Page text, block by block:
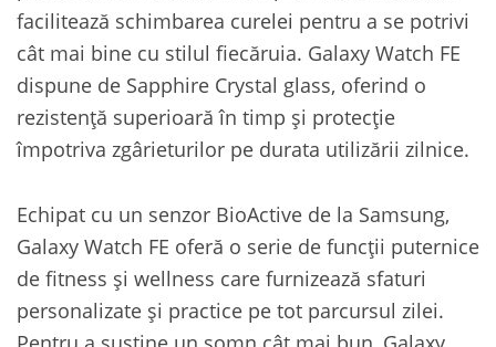
facilitează schimbarea curelei pentru a se potrivi
cât mai bine cu stilul fiecăruia. Galaxy Watch FE
dispune de Sapphire Crystal glass, oferind o
rezistență superioară în timp și protecție
împotriva zgârieturilor pe durata utilizării zilnice.
Echipat cu un senzor BioActive de la Samsung,
Galaxy Watch FE oferă o serie de funcții puternice
de fitness și wellness care furnizează sfaturi
personalizate și practice pe tot parcursul zilei.